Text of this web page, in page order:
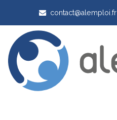
contact@alemploi.fr